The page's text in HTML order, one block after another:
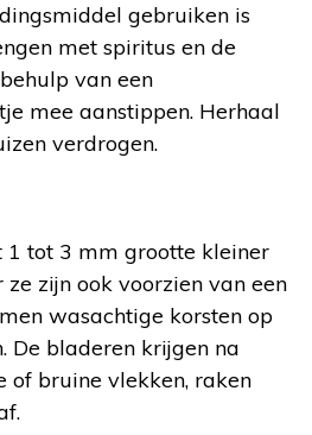
gebruiken is
met spiritus en de
van een
mee aanstippen. Herhaal
verdrogen.
1 tot 3 mm grootte kleiner
zijn ook voorzien van een
wasachtige korsten op
De bladeren krijgen na
of bruine vlekken, raken